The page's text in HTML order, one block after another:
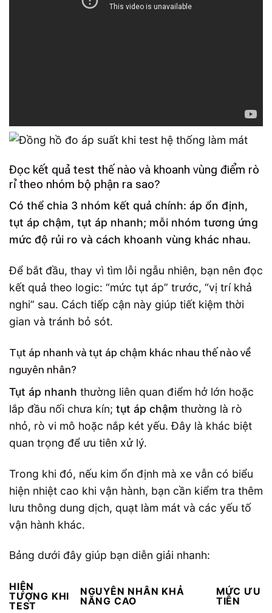
Đọc kết quả test thế nào và khoanh vùng điểm rò
rỉ theo nhóm bộ phận ra sao?
Có thể chia 3 nhóm kết quả chính: áp ổn định,
tụt áp chậm, tụt áp nhanh; mỗi nhóm tương ứng
mức độ rủi ro và cách khoanh vùng khác nhau.
Để bắt đầu, thay vì tìm lỗi ngẫu nhiên, bạn nên đọc
kết quả theo logic: “mức tụt áp” trước, “vị trí khả
nghi” sau. Cách tiếp cận này giúp tiết kiệm thời
gian và tránh bỏ sót.
Tụt áp nhanh và tụt áp chậm khác nhau thế nào về
nguyên nhân?
Tụt áp nhanh thường liên quan điểm hở lớn hoặc
lắp đầu nối chưa kín; tụt áp chậm thường là rò
nhỏ, rò vi mô hoặc nắp két yếu. Đây là khác biệt
quan trọng để ưu tiên xử lý.
Trong khi đó, nếu kim ổn định mà xe vẫn có biểu
hiện nhiệt cao khi vận hành, bạn cần kiểm tra thêm
lưu thông dung dịch, quạt làm mát và các yếu tố
vận hành khác.
Bảng dưới đây giúp bạn diễn giải nhanh:
HIỆN
TƯỢNG KHI
TEST
NGUYÊN NHÂN KHẢ
NĂNG CAO
MỨC ƯU
TIÊN